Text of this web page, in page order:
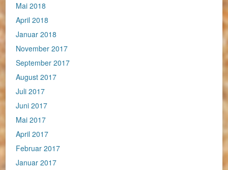
Mai 2018
April 2018
Januar 2018
November 2017
September 2017
August 2017
Juli 2017
Juni 2017
Mai 2017
April 2017
Februar 2017
Januar 2017